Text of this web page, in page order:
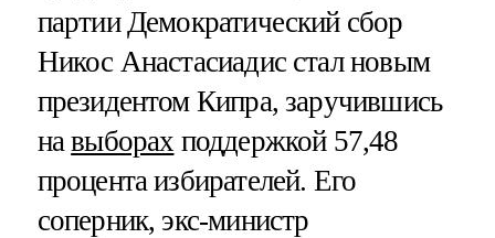
партии Демократический сбор
Никос Анастасиадис стал новым
президентом Кипра, заручившись
навыборах поддержкой 57,48
процента избирателей. Его
соперник, экс-министр